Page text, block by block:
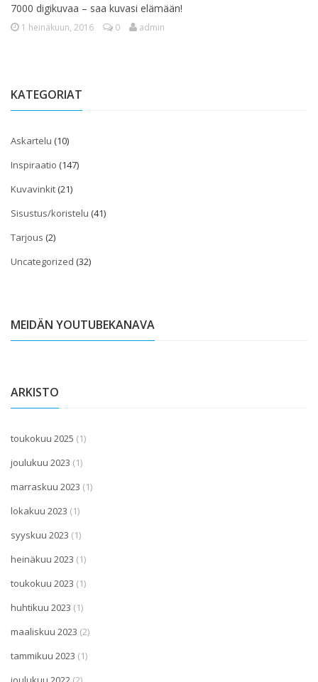
7000 digikuvaa – saa kuvasi elämään!
1 heinäkuun, 2016 0 admin
KATEGORIAT
Askartelu (10)
Inspiraatio (147)
Kuvavinkit(21)
Sisustus/koristelu (41)
Tarjous (2)
Uncategorized (32)
MEIDÄN YOUTUBEKANAVA
ARKISTO
toukokuu 2025 (1)
joulukuu 2023 (1)
marraskuu 2023 (1)
lokakuu 2023 (1)
syyskuu 2023 (1)
heinäkuu 2023 (1)
toukokuu 2023 (1)
huhtikuu 2023 (1)
maaliskuu 2023 (2)
tammikuu 2023 (1)